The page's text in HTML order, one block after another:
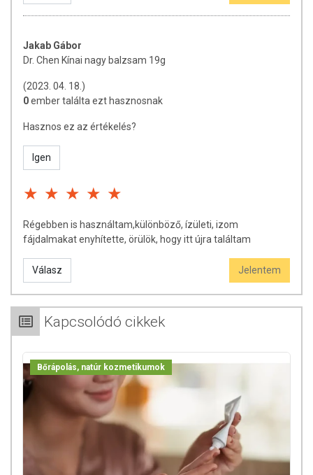
Jakab Gábor
Dr. Chen Kínai nagy balzsam 19g
(2023. 04. 18.)
0ember találta ezt hasznosnak
Hasznos ez az értékelés?
Igen
Régebben is használtam,különböző, ízületi, izom
fájdalmakat enyhítette, örülök, hogy itt újra találtam
Válasz Jelentem
Kapcsolódó cikkek
Bőrápolás, natúr kozmetikumok